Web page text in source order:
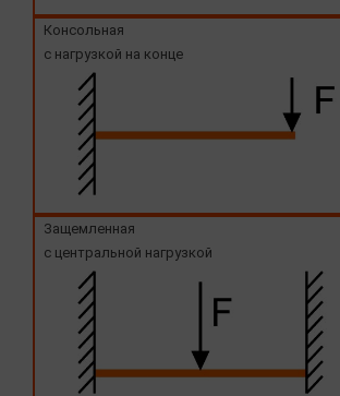
Консольная
с нагрузкой на конце
Защемленная
с центральной нагрузкой